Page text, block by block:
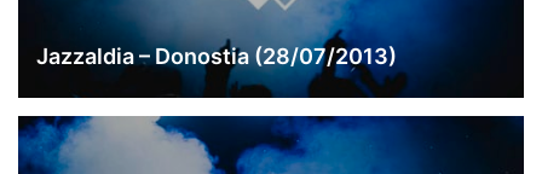
Jazzaldia – Donostia (28/07/2013)